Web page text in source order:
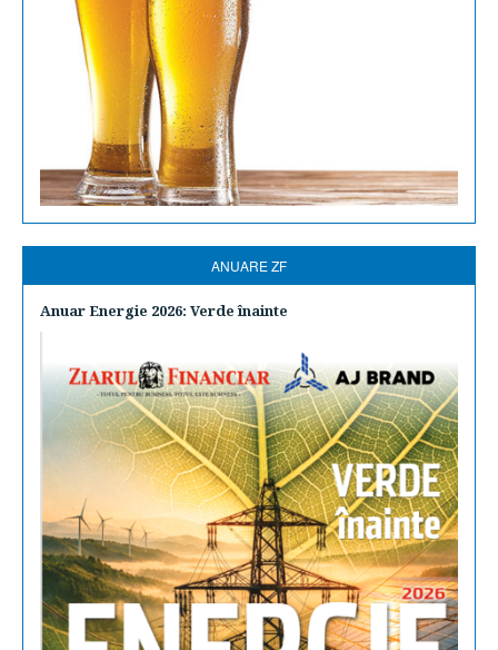
ANUARE ZF
Anuar Energie 2026: Verde înainte